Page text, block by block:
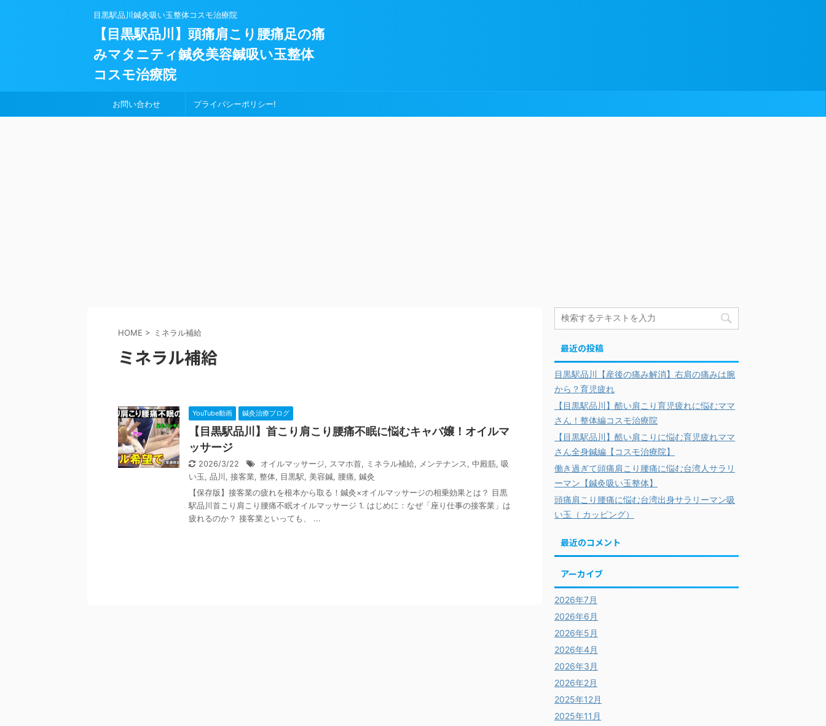
目黒駅品川鍼灸吸い玉整体コスモ治療院
【目黒駅品川】頭痛肩こり腰痛足の痛
みマタニティ鍼灸美容鍼吸い玉整体
コスモ治療院
お問い合わせ プライバシーポリシー!
HOME > ミネラル補給
ミネラル補給
YouTube動画 鍼灸治療ブログ
【目黒駅品川】首こり肩こり腰痛不眠に悩むキャバ嬢！オイルマ
ッサージ
2026/3/22 オイルマッサージ, スマホ首, ミネラル補給, メンテナンス, 中殿筋, 吸
い玉, 品川 , 接客業, 整体, 目黒駅, 美容鍼, 腰痛, 鍼灸
【保存版】接客業の疲れを根本から取る！鍼灸×オイルマッサージの相乗効果とは？ 目黒
駅品川首こり肩こり腰痛不眠オイルマッサージ 1. はじめに：なぜ「座り仕事の接客業」は
疲れるのか？ 接客業といっても、 ...
最近の投稿
目黒駅品川【産後の痛み解消】右肩の痛みは腕
から？育児疲れ
【目黒駅品川】酷い肩こり育児疲れに悩むママ
さん！整体編コスモ治療院
【目黒駅品川】酷い肩こりに悩む育児疲れママ
さん全身鍼編【コスモ治療院】
働き過ぎて頭痛肩こり腰痛に悩む台湾人サラリ
ーマン【鍼灸吸い玉整体】
頭痛肩こり腰痛に悩む台湾出身サラリーマン吸
い玉（ カッピング）
最近のコメント
アーカイブ
2026年7月
2026年6月
2026年5月
2026年4月
2026年3月
2026年2月
2025年12月
2025年11月